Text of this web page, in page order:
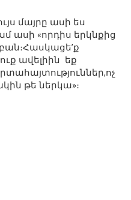
մայրը ասի ես
ասի «որդիս երկնքից
ավելիին եք
թե ներկա»։